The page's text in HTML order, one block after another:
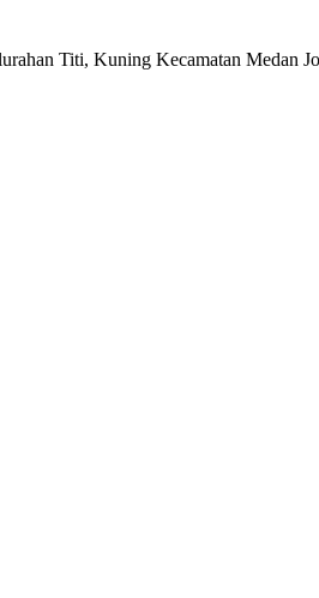
Titi, Kuning Kecamatan Medan